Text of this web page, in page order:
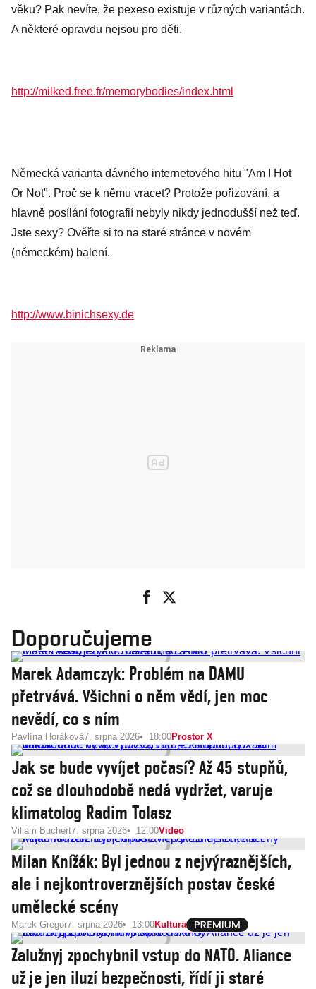
věku? Pak nevíte, že pexeso existuje v různých variantách.
A některé opravdu nejsou pro děti.
http://milked.free.fr/memorybodies/index.html
Německá varianta dávného internetového hitu "Am I Hot
Or Not". Proč se k němu vracet? Protože pořizování, a
hlavně posílání fotografií nebyly nikdy jednodušší než teď.
Jste sexy? Ověřte si to na staré stránce v novém
(německém) balení.
http://www.binichsexy.de
Doporučujeme
Marek Adamczyk: Problém na DAMU
přetrvává. Všichni o něm vědí, jen moc
nevědí, co s ním
Pavlína Horáková7. srpna 2026 18:00Prostor X
Jak se bude vyvíjet počasí? Až 45 stupňů,
což se dlouhodobě nedá vydržet, varuje
klimatolog Radim Tolasz
Viliam Buchert7. srpna 2026 12:00Video
Milan Knížák: Byl jednou z nejvýraznějších,
ale i nejkontroverznějších postav české
umělecké scény
Marek Gregor7. srpna 2026 13:00Kultura
Zalužnyj zpochybnil vstup do NATO. Aliance
už je jen iluzí bezpečnosti, řídí ji staré